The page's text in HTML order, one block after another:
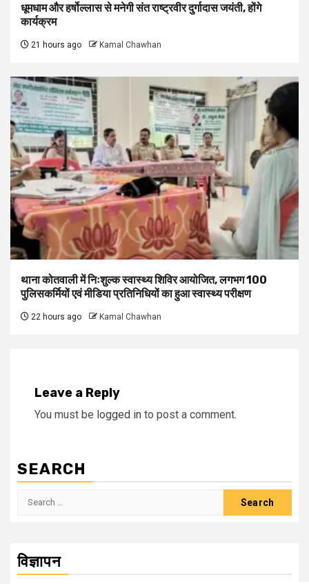
धूमधाम और हर्षोल्लास से मनेगी संत राष्ट्रवीर दुर्गादास जयंती, होंगे
कार्यक्रम
21 hours ago Kamal Chawhan
थाना कोतवाली में निःशुल्क स्वास्थ्य शिविर आयोजित, लगभग 100
पुलिसकर्मियों एवं मीडिया प्रतिनिधियों का हुआ स्वास्थ्य परीक्षण
22 hours ago Kamal Chawhan
Leave a Reply
You must be logged in to post a comment.
SEARCH
Search
विज्ञापन